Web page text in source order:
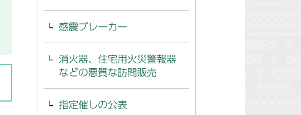
感震ブレーカー
消火器、住宅用火災警報器
などの悪質な訪問販売
指定催しの公表